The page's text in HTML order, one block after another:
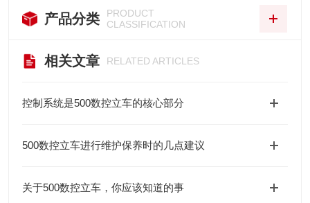
产品分类
PRODUCT
CLASSIFICATION
相关文章 RELATED ARTICLES
控制系统是500数控立车的核心部分
500数控立车进行维护保养时的几点建议
关于500数控立车，你应该知道的事